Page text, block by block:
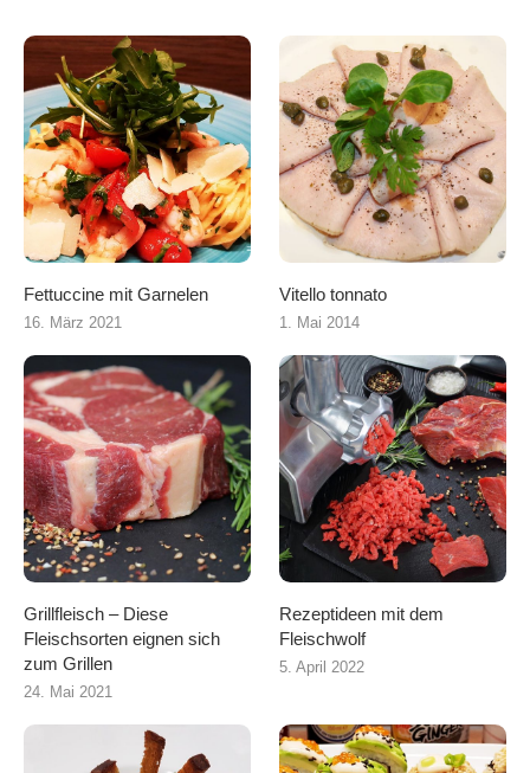
Fettuccine mit Garnelen
16. März 2021
Vitello tonnato
1. Mai 2014
Grillfleisch – Diese
Fleischsorten eignen sich
zum Grillen
24. Mai 2021
Rezeptideen mit dem
Fleischwolf
5. April 2022